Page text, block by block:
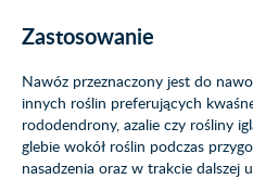
Zastosowanie
Nawóz przeznaczony jest do
innych roślin preferujących
rododendrony, azalie czy rośliny
glebie wokół roślin podczas
nasadzenia oraz w trakcie